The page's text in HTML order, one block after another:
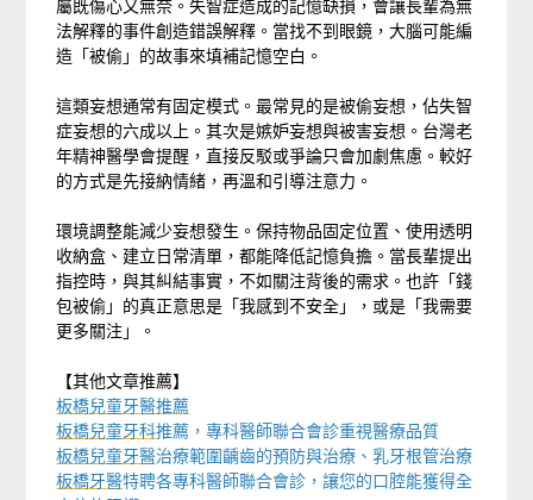
屬既傷心又無奈。失智症造成的記憶缺損，會讓長輩為無
法解釋的事件創造錯誤解釋。當找不到眼鏡，大腦可能編
造「被偷」的故事來填補記憶空白。
這類妄想通常有固定模式。最常見的是被偷妄想，佔失智
症妄想的六成以上。其次是嫉妒妄想與被害妄想。台灣老
年精神醫學會提醒，直接反駁或爭論只會加劇焦慮。較好
的方式是先接納情緒，再溫和引導注意力。
環境調整能減少妄想發生。保持物品固定位置、使用透明
收納盒、建立日常清單，都能降低記憶負擔。當長輩提出
指控時，與其糾結事實，不如關注背後的需求。也許「錢
包被偷」的真正意思是「我感到不安全」，或是「我需要
更多關注」。
【其他文章推薦】
板橋兒童牙醫推薦
板橋兒童牙科推薦，專科醫師聯合會診重視醫療品質
板橋兒童牙醫治療範圍齲齒的預防與治療、乳牙根管治療
板橋牙醫特聘各專科醫師聯合會診，讓您的口腔能獲得全